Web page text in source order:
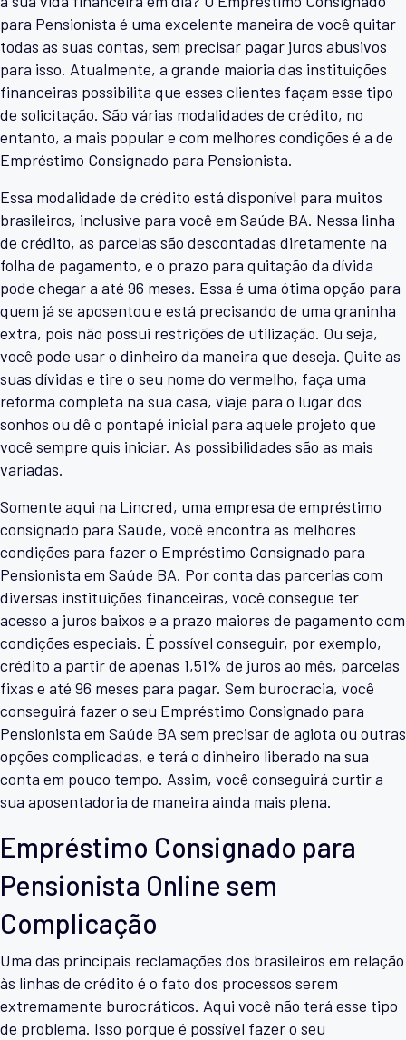
para Pensionista é uma excelente maneira de você quitar
todas as suas contas, sem precisar pagar juros abusivos
para isso. Atualmente, a grande maioria das instituições
financeiras possibilita que esses clientes façam esse tipo
de solicitação. São várias modalidades de crédito, no
entanto, a mais popular e com melhores condições é a de
Empréstimo Consignado para Pensionista.
Essa modalidade de crédito está disponível para muitos
brasileiros, inclusive para você em Saúde BA. Nessa linha
de crédito, as parcelas são descontadas diretamente na
folha de pagamento, e o prazo para quitação da dívida
pode chegar a até 96 meses. Essa é uma ótima opção para
quem já se aposentou e está precisando de uma graninha
extra, pois não possui restrições de utilização. Ou seja,
você pode usar o dinheiro da maneira que deseja. Quite as
suas dívidas e tire o seu nome do vermelho, faça uma
reforma completa na sua casa, viaje para o lugar dos
sonhos ou dê o pontapé inicial para aquele projeto que
você sempre quis iniciar. As possibilidades são as mais
variadas.
Somente aqui na Lincred, uma empresa de empréstimo
consignado para Saúde, você encontra as melhores
condições para fazer o Empréstimo Consignado para
Pensionista em Saúde BA. Por conta das parcerias com
diversas instituições financeiras, você consegue ter
acesso a juros baixos e a prazo maiores de pagamento com
condições especiais. É possível conseguir, por exemplo,
crédito a partir de apenas 1,51% de juros ao mês, parcelas
fixas e até 96 meses para pagar. Sem burocracia, você
conseguirá fazer o seu Empréstimo Consignado para
Pensionista em Saúde BA sem precisar de agiota ou outras
opções complicadas, e terá o dinheiro liberado na sua
conta em pouco tempo. Assim, você conseguirá curtir a
sua aposentadoria de maneira ainda mais plena.
Empréstimo Consignado para
Pensionista Online sem
Complicação
Uma das principais reclamações dos brasileiros em relação
às linhas de crédito é o fato dos processos serem
extremamente burocráticos. Aqui você não terá esse tipo
de problema. Isso porque é possível fazer o seu